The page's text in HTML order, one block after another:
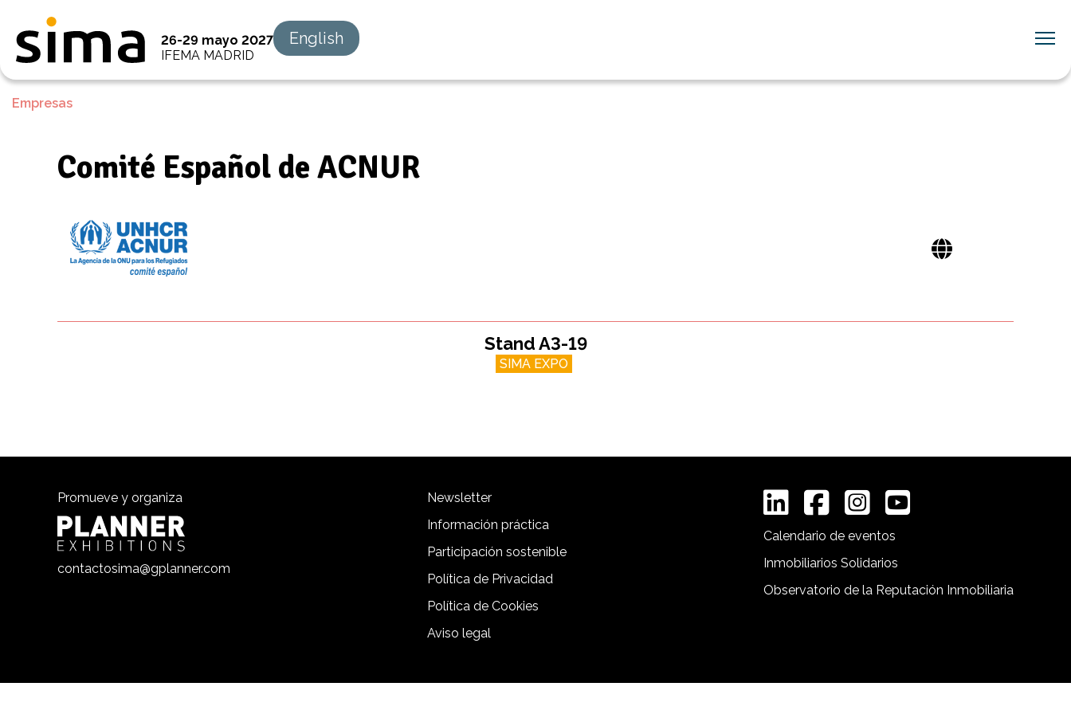
26-29 mayo 2027
IFEMA MADRID
English
Empresas
Comité Español de ACNUR
Stand A3-19
SIMA EXPO
Promueve y organiza
contactosima@gplanner.com
Newsletter
Información práctica
Participación sostenible
Política de Privacidad
Política de Cookies
Aviso legal
Calendario de eventos
Inmobiliarios Solidarios
Observatorio de la Reputación Inmobiliaria